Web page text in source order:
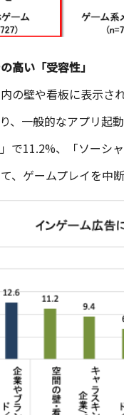
高い「受容性」
の壁や看板に表示さ
、一般的なアプリ起
で11.2%、「ソーシ
、ゲームプレイを中